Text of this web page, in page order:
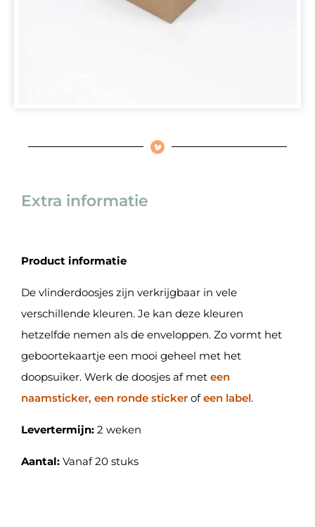
Extra informatie
Product informatie
De vlinderdoosjes zijn verkrijgbaar in vele
verschillende kleuren. Je kan deze kleuren
hetzelfde nemen als de enveloppen. Zo vormt het
geboortekaartje een mooi geheel met het
doopsuiker. Werk de doosjes af met een
naamsticker, een ronde sticker ofeen label.
Levertermijn: 2 weken
Aantal: Vanaf 20 stuks